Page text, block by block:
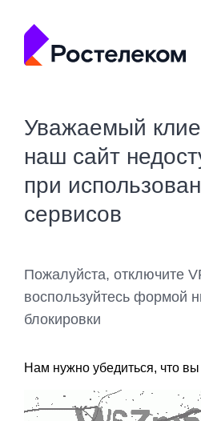
Уважаемый
наш сайт
при
сервисов
Пожалуйста, отключите
воспользуйтесь формой
блокировки
Нам нужно убедиться, что